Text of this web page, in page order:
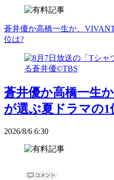
蒼井優か高橋一生か、
位は?
蒼井優か高橋一生
が選ぶ夏ドラマの1
2026/8/6 6:30